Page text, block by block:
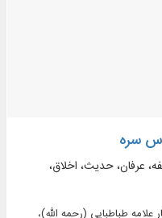
سره
عرفان، حدیث، اخلاق،
کتاب در ۱۵۴ جلد از آثار علامه طباطبایی (رحمه الله)،